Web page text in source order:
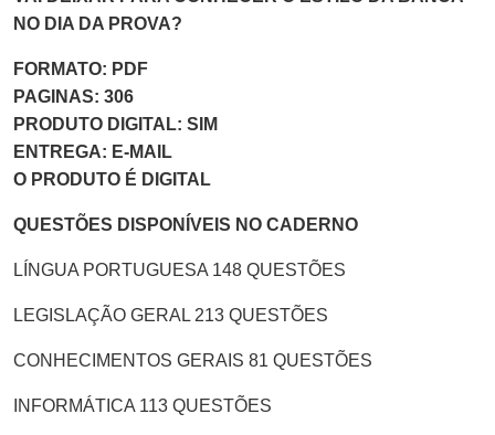
NO DIA DA PROVA?
FORMATO: PDF
PAGINAS: 306
PRODUTO DIGITAL: SIM
ENTREGA: E-MAIL
O PRODUTO É DIGITAL
QUESTÕES DISPONÍVEIS NO CADERNO
LÍNGUA PORTUGUESA 148 QUESTÕES
LEGISLAÇÃO GERAL 213 QUESTÕES
CONHECIMENTOS GERAIS 81 QUESTÕES
INFORMÁTICA 113 QUESTÕES